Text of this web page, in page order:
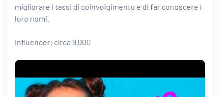
migliorare i tassi di coinvolgimento e di far conoscere i
loro nomi.
Influencer: circa 9.000